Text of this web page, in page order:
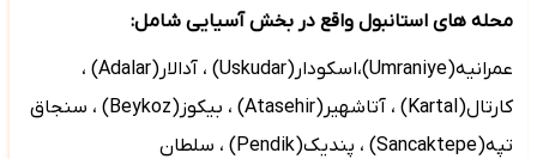
محله های استانبول واقع در بخش آسیایی شامل:
عمرانیه(Umraniye)،اسکودار(Uskudar) ، آدالار(Adalar) ،
کارتال(Kartal) ، آتاشهیر(Atasehir) ، بیکوز(Beykoz) ، سنجاق
تپه(Sancaktepe) ، پندیک(Pendik) ، سلطان